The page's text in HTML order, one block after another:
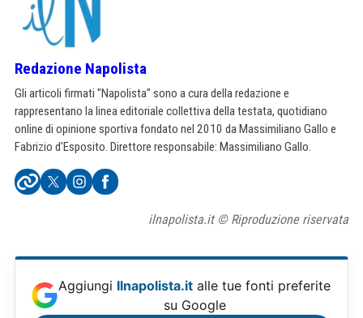
Redazione Napolista
Gli articoli firmati "Napolista" sono a cura della redazione e
rappresentano la linea editoriale collettiva della testata, quotidiano
online di opinione sportiva fondato nel 2010 da Massimiliano Gallo e
Fabrizio d'Esposito. Direttore responsabile: Massimiliano Gallo.
ilnapolista.it © Riproduzione riservata
Aggiungi Ilnapolista.it alle tue fonti preferite
su Google